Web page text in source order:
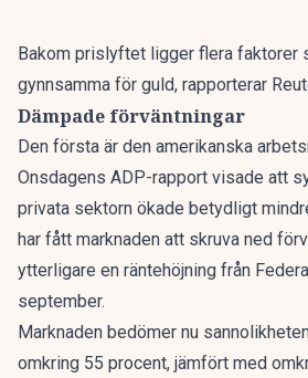
Bakom prislyftet ligger flera faktorer
gynnsamma för guld, rapporterar
Dämpade förväntningar
Den första är den amerikanska
Onsdagens ADP-rapport visade att
privata sektorn ökade betydligt
har fått marknaden att skruva ned
ytterligare en räntehöjning från
september.
Marknaden bedömer nu
omkring 55 procent, jämfört med